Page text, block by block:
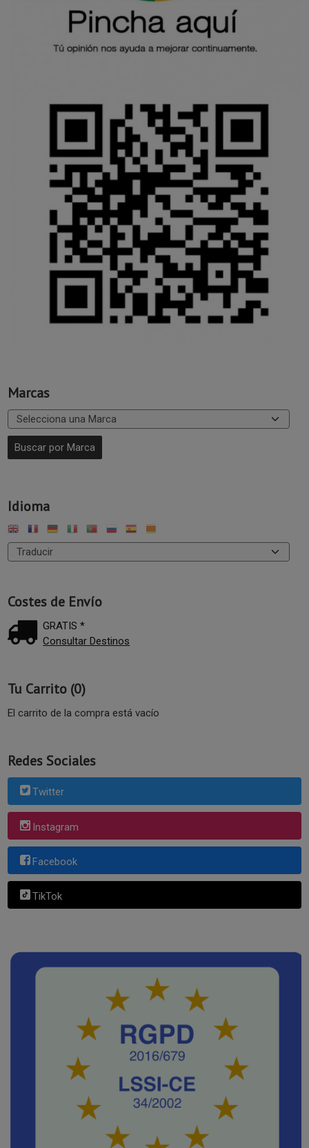
Marcas
Idioma
Costes de Envío
GRATIS *
Consultar Destinos
Tu Carrito (0)
El carrito de la compra está vacío
Redes Sociales
Twitter
Instagram
Facebook
TikTok